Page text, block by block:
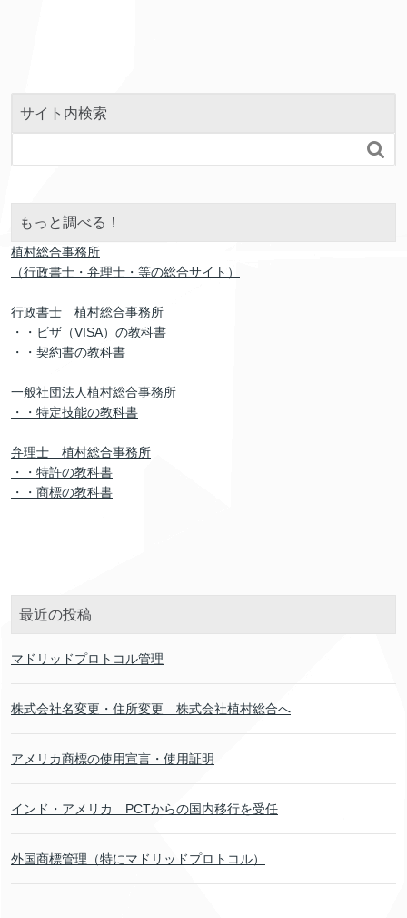
サイト内検索

もっと調べる！
植村総合事務所
（行政書士・弁理士・等の総合サイト）
行政書士 植村総合事務所
・・ビザ（VISA）の教科書
・・契約書の教科書
一般社団法人植村総合事務所
・・特定技能の教科書
弁理士 植村総合事務所
・・特許の教科書
・・商標の教科書
最近の投稿
マドリッドプロトコル管理
株式会社名変更・住所変更 株式会社植村総合へ
アメリカ商標の使用宣言・使用証明
インド・アメリカ PCTからの国内移行を受任
外国商標管理（特にマドリッドプロトコル）